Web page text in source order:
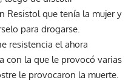
Resistol que tenía la mujer y
para drogarse.
resistencia el ahora
con la que le provocó varias
le provocaron la muerte.